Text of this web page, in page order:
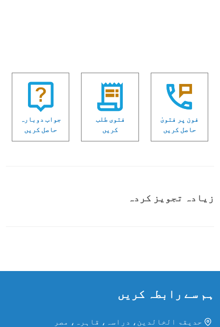
فون پر فتویٰ
حاصل کریں
فتوی طلب
کریں
جواب دوبارہ
حاصل کریں
زیادہ تجویز کردہ
ہم سے رابطہ کریں
حدیقۃ الخالدین، دراسہ، قاہرہ، مصر